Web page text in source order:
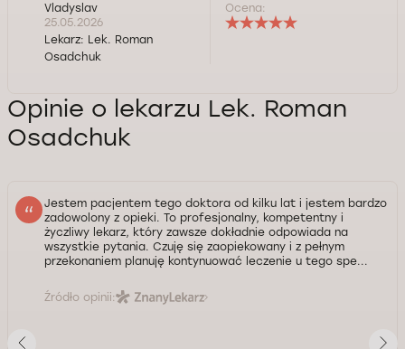
Vladyslav
25.05.2026
Lekarz: Lek. Roman
Osadchuk
Ocena:
Opinie o lekarzu Lek. Roman
Osadchuk
Jestem pacjentem tego doktora od kilku lat i jestem bardzo
zadowolony z opieki. To profesjonalny, kompetentny i
życzliwy lekarz, który zawsze dokładnie odpowiada na
wszystkie pytania. Czuję się zaopiekowany i z pełnym
przekonaniem planuję kontynuować leczenie u tego spe...
Źródło opinii: